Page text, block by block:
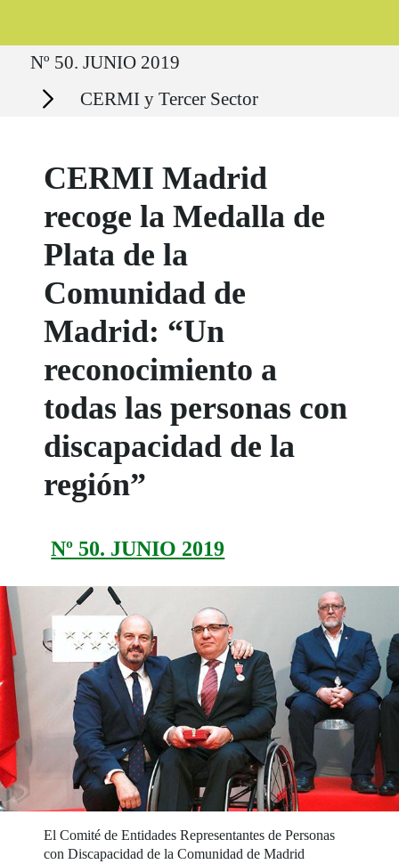
Ruta del sitio
Nº 50. JUNIO 2019
Secciones CERMI y Tercer Sector
CERMI Madrid
recoge la Medalla de
Plata de la
Comunidad de
Madrid: “Un
reconocimiento a
todas las personas con
discapacidad de la
región”
Nº 50. JUNIO 2019
El Comité de Entidades Representantes de Personas
con Discapacidad de la Comunidad de Madrid